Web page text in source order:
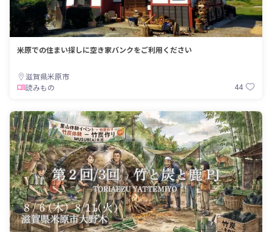
米原での住まい探しに空き家バンクをご利用ください
滋賀県米原市
読みもの
44